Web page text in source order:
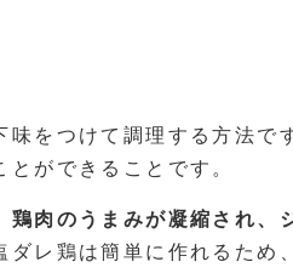
味をつけて調理する方法で
ができることです。
鶏肉のうまみが凝縮され、
ダレ鶏は簡単に作れるため